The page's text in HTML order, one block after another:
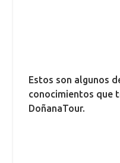
Estos son algunos
conocimientos que
DoñanaTour.